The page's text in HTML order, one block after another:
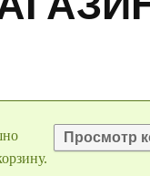
Просмотр